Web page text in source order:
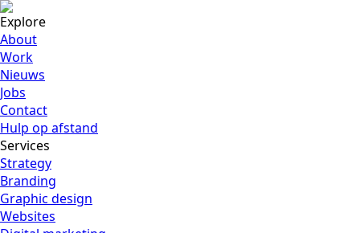
Verzend
Explore
About
Work
Nieuws
Jobs
Contact
Hulp op afstand
Services
Strategy
Branding
Graphic design
Websites